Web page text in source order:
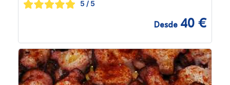
5 / 5
Desde 40 €